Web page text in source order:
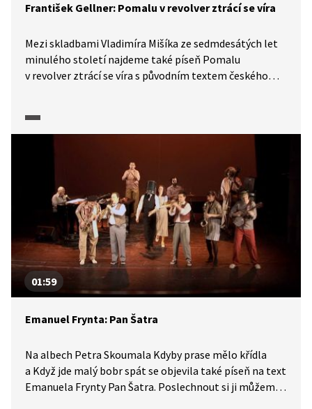
František Gellner: Pomalu v revolver ztrácí se víra
Mezi skladbami Vladimíra Mišíka ze sedmdesátých let
minulého století najdeme také píseň Pomalu
v revolver ztrácí se víra s původním textem českého
01:59
Emanuel Frynta: Pan Šatra
Na albech Petra Skoumala Kdyby prase mělo křídla
a Když jde malý bobr spát se objevila také píseň na text
Emanuela Frynty Pan Šatra. Poslechnout si ji můžeme